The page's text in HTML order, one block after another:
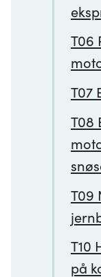
T06
T07
T08
T09
T10
på